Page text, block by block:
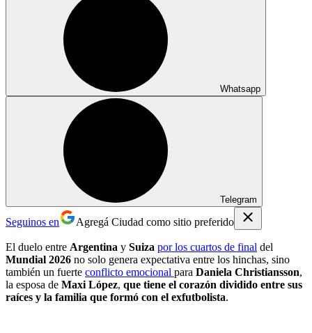
Whatsapp
Telegram
Seguinos en Agregá Ciudad como sitio preferido
El duelo entre Argentina y Suiza por los cuartos de final del
Mundial 2026 no solo genera expectativa entre los hinchas, sino
también un fuerte conflicto emocional para Daniela Christiansson,
la esposa de Maxi López, que tiene el corazón dividido entre sus
raíces y la familia que formó con el exfutbolista.